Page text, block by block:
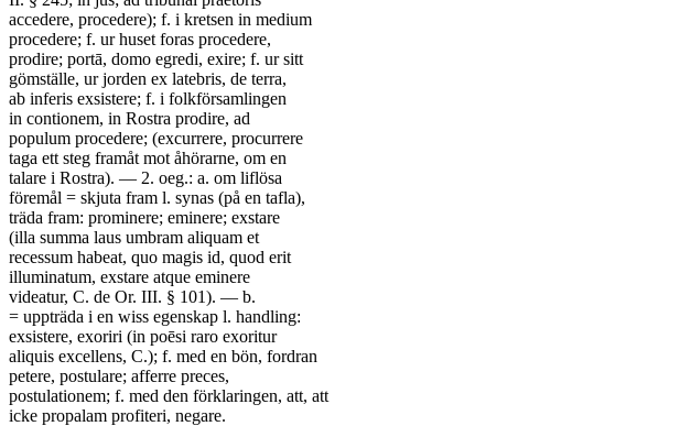
accedere, procedere); f. i kretsen in medium
procedere; f. ur huset foras procedere,
prodire; portā, domo egredi, exire; f. ur sitt
gömställe, ur jorden ex latebris, de terra,
ab inferis exsistere; f. i folkförsamlingen
in contionem, in Rostra prodire, ad
populum procedere; (excurrere, procurrere
taga ett steg framåt mot åhörarne, om en
talare i Rostra). — 2. oeg.: a. om liflösa
föremål = skjuta fram l. synas (på en tafla),
träda fram: prominere; eminere; exstare
(illa summa laus umbram aliquam et
recessum habeat, quo magis id, quod erit
illuminatum, exstare atque eminere
videatur, C. de Or. III. § 101). — b.
= uppträda i en wiss egenskap l. handling:
exsistere, exoriri (in poēsi raro exoritur
aliquis excellens, C.); f. med en bön, fordran
petere, postulare; afferre preces,
postulationem; f. med den förklaringen, att, att
icke propalam profiteri, negare.